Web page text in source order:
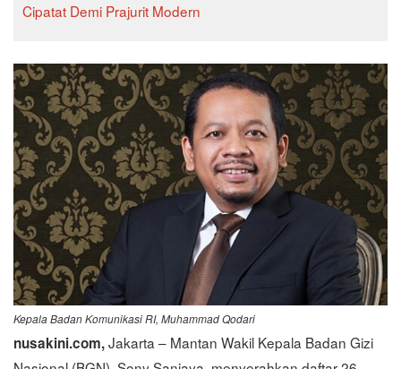
Cipatat Demi Prajurit Modern
Kepala Badan Komunikasi RI, Muhammad Qodari
nusakini.com,Jakarta – Mantan Wakil Kepala Badan Gizi